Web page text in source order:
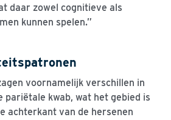
daar zowel cognitieve als
kunnen spelen.”
voornamelijk verschillen in
pariëtale kwab, wat het gebied is
achterkant van de hersenen